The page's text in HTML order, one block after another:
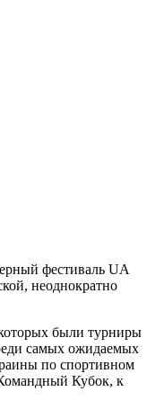
фестиваль UA
неоднократно
были турниры
самых ожидаемых
по спортивном
Кубок, к